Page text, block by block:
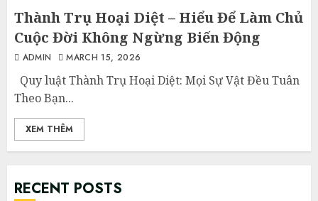
Thành Trụ Hoại Diệt – Hiểu Để Làm Chủ
Cuộc Đời Không Ngừng Biến Động
ADMIN MARCH 15, 2026
Quy luật Thành Trụ Hoại Diệt: Mọi Sự Vật Đều Tuân
Theo Bạn...
XEM THÊM
RECENT POSTS